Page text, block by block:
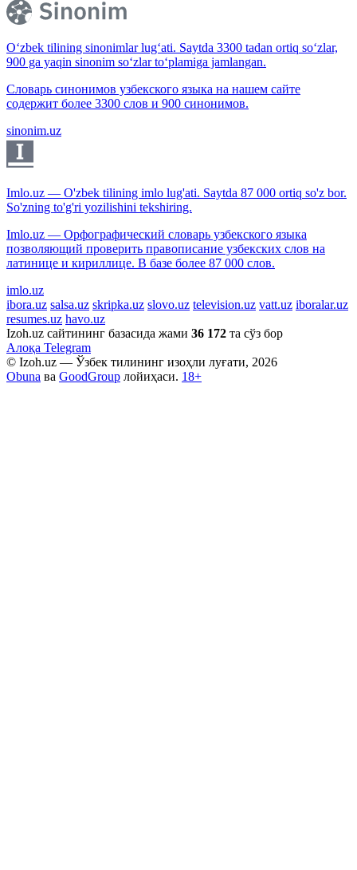
O‘zbek tilining sinonimlar lug‘ati. Saytda 3300 tadan ortiq so‘zlar,
900 ga yaqin sinonim so‘zlar to‘plamiga jamlangan.
Словарь синонимов узбекского языка на нашем сайте
содержит более 3300 слов и 900 синонимов.
sinonim.uz
Imlo.uz — O'zbek tilining imlo lug'ati. Saytda 87 000 ortiq so'z bor.
So'zning to'g'ri yozilishini tekshiring.
Imlo.uz — Орфографический словарь узбекского языка
позволяющий проверить правописание узбекских слов на
латинице и кириллице. В базе более 87 000 слов.
imlo.uz
ibora.uz salsa.uz skripka.uz slovo.uz television.uz vatt.uz iboralar.uz
resumes.uz havo.uz
Izoh.uz сайтининг базасида жами 36 172 та сўз бор
Алоқа Telegram
© Izoh.uz — Ўзбек тилининг изоҳли луғати, 2026
Obuna ва GoodGroup лойиҳаси. 18+